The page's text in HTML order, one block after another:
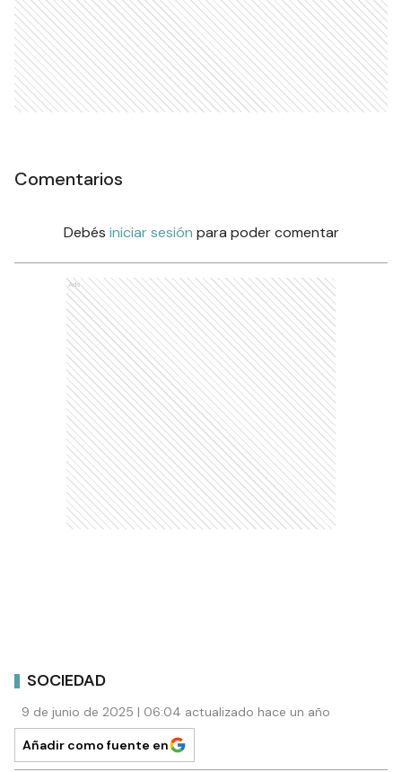
Comentarios
Debés iniciar sesión para poder comentar
Ads
SOCIEDAD
9 de junio de 2025 | 06:04 actualizado hace un año
Añadir como fuente en